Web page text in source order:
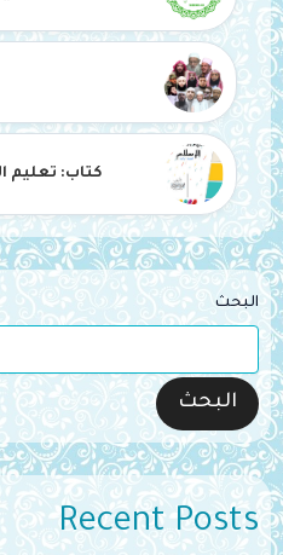
كتاب: تعليم
البحث
البحث
Recent Posts